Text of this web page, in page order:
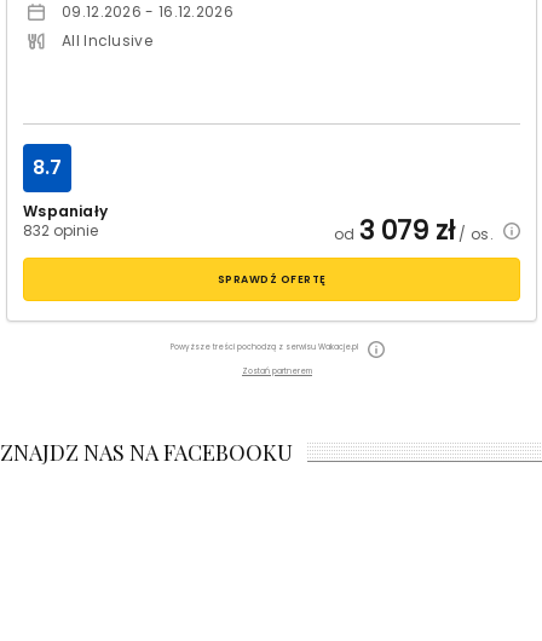
09.12.2026 - 16.12.2026
All Inclusive
Wspaniały
832 opinie
8.7
od 3 079 zł/ os.
SPRAWDŹ OFERTĘ
Powyższe treści pochodzą z serwisu Wakacje.pl
Zostań partnerem
ZNAJDZ NAS NA FACEBOOKU